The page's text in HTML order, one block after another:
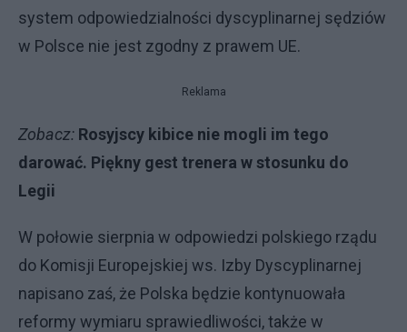
system odpowiedzialności dyscyplinarnej sędziów
w Polsce nie jest zgodny z prawem UE.
Reklama
Zobacz: Rosyjscy kibice nie mogli im tego
darować. Piękny gest trenera w stosunku do
Legii
W połowie sierpnia w odpowiedzi polskiego rządu
do Komisji Europejskiej ws. Izby Dyscyplinarnej
napisano zaś, że Polska będzie kontynuowała
reformy wymiaru sprawiedliwości, także w